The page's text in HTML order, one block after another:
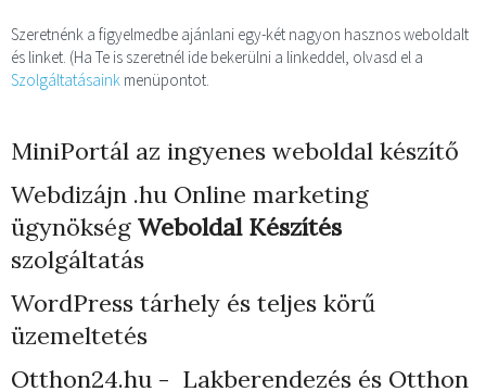
Szeretnénk a figyelmedbe ajánlani egy-két nagyon hasznos weboldalt
és linket. (Ha Te is szeretnél ide bekerülni a linkeddel, olvasd el a
Szolgáltatásaink menüpontot.
MiniPortál az ingyenes weboldal készítő
Webdizájn .hu Online marketing
ügynökség Weboldal Készítés
szolgáltatás
WordPress tárhely és teljes körű
üzemeltetés
Otthon24.hu - Lakberendezés és Otthon